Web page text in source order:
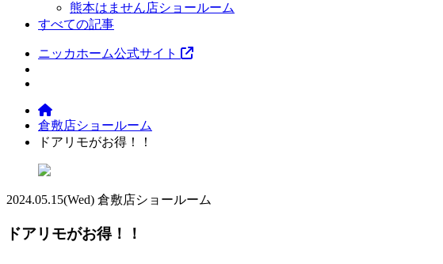
熊本はません店ショールーム
すべての記事
ニッカホーム公式サイト
倉敷店ショールーム
ドアリモがお得！！
2024.05.15(Wed) 倉敷店ショールーム
ドアリモがお得！！